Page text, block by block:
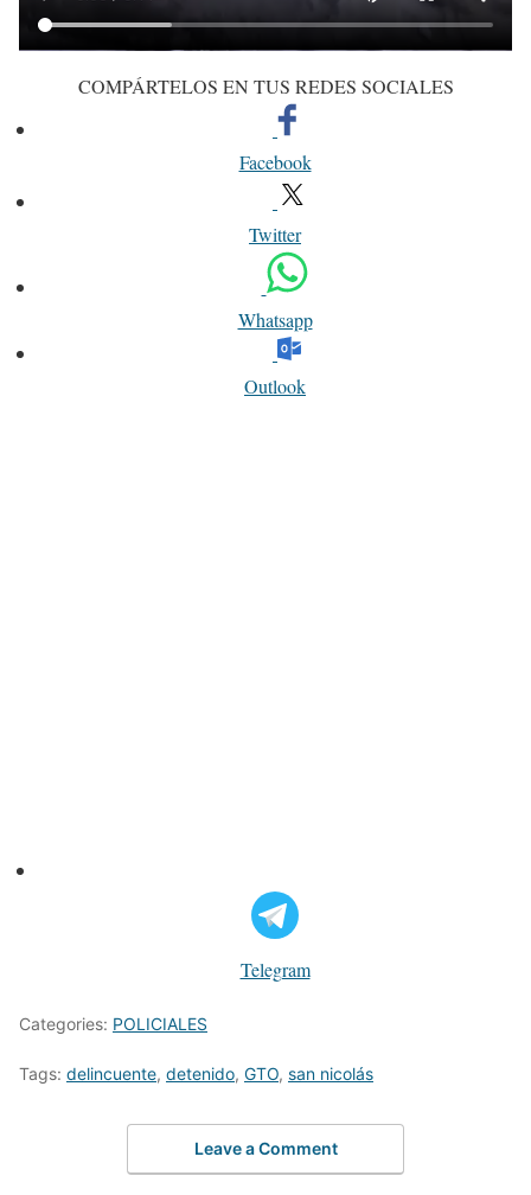
COMPÁRTELOS EN TUS REDES SOCIALES
Facebook
Twitter
Whatsapp
Outlook
Telegram
Categories: POLICIALES
Tags: delincuente, detenido, GTO, san nicolás
Leave a Comment